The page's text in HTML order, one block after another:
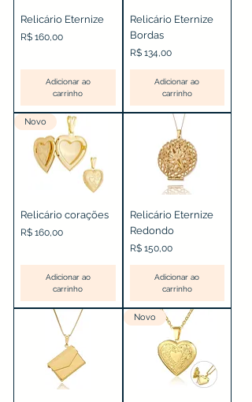
Relicário Eternize
Preço
R$ 160,00
Adicionar ao
carrinho
Relicário Eternize
Bordas
Preço
R$ 134,00
Adicionar ao
carrinho
Novo
Relicário corações
Preço
R$ 160,00
Adicionar ao
carrinho
Relicário Eternize
Redondo
Preço
R$ 150,00
Adicionar ao
carrinho
Novo